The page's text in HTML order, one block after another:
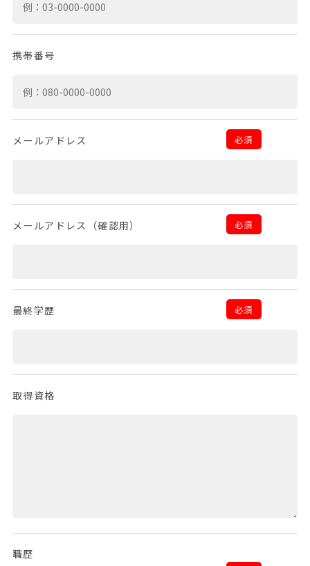
携帯番号
メールアドレス 必須
メールアドレス（確認用） 必須
最終学歴 必須
取得資格
職歴